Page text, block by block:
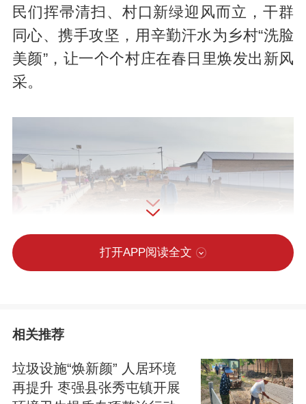
民们挥帚清扫、村口新绿迎风而立，干群
同心、携手攻坚，用辛勤汗水为乡村“洗脸
美颜”，让一个个村庄在春日里焕发出新风
采。
人居环境整治作为民生实事、重点工作来
抓，全面吹响环境提升“集结号”。镇村两级
干部广泛动员，各村村民积极响应、迅速
打开APP阅读全文
相关推荐
垃圾设施“焕新颜” 人居环境
再提升 枣强县张秀屯镇开展